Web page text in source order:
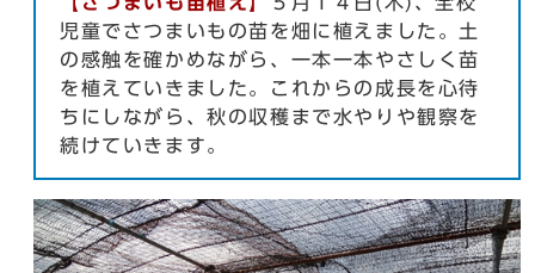
児童でさつまいもの苗を畑に植えました。土
の感触を確かめながら、一本一本やさしく苗
を植えていきました。これからの成長を心待
ちにしながら、秋の収穫まで水やりや観察を
続けていきます。